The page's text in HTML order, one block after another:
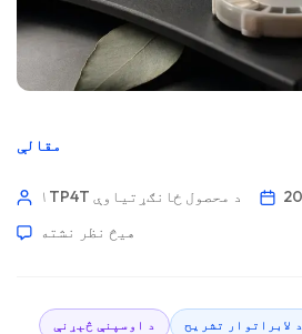
مقالې
۱TP4T د محصول ځانګړتیاوې
هیڅ نظر نشته
د اوسپنې څېړنې د لابراتوار تشریح